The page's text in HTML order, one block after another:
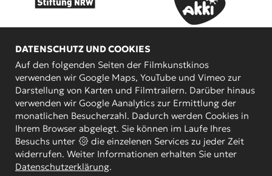
KOOPERATIONSPARTNER
DATENSCHUTZ UND COOKIES
Auf den folgenden Seiten der Filmkunstkinos
verwenden wir Google Maps, YouTube und Vimeo zur
Darstellung von Karten und Filmtrailern. Darüber hinaus
verwenden wir Google Aanalytics zur Ermittlung der
monatlichen Besucherzahl. Dadurch werden Cookies in
Ihrem Browser abgelegt. Sie können im Laufe Ihres
Besuchs unter
die einzelenen Services zu jeder Zeit
widerrufen. Weiter Informationen erhalten Sie unter
Datenschutzerklärung.